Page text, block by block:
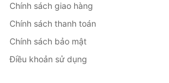
Chính sách giao hàng
Chính sách thanh toán
Chính sách bảo mật
Điều khoản sử dụng